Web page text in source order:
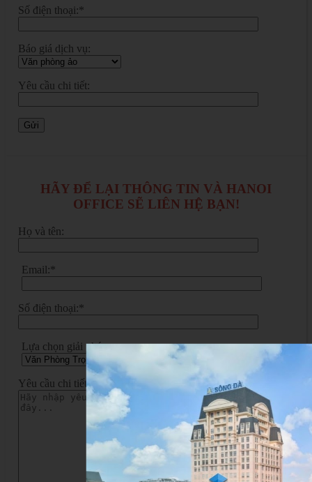
Số điện thoại:*
Báo giá dịch vụ:
Yêu cầu chi tiết:
HÃY ĐỂ LẠI THÔNG TIN VÀ HANOI
OFFICE SẼ LIÊN HỆ BẠN!
Họ và tên:
Email:*
Số điện thoại:*
Lựa chọn giải pháp:
Yêu cầu chi tiết: